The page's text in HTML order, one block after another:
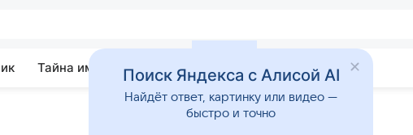
Тайна имени Гадания Приметы
Поиск Яндекса с Алисой AI
Найдёт ответ, картинку или видео —
быстро и точно